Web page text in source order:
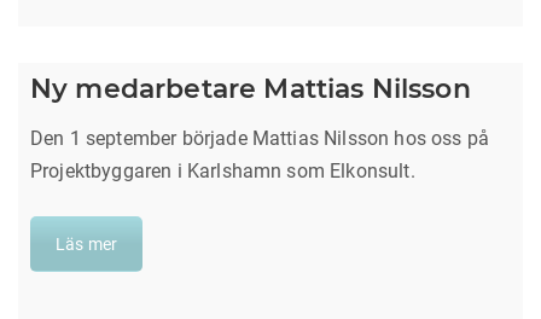
Ny medarbetare Mattias Nilsson
Den 1 september började Mattias Nilsson hos oss på
Projektbyggaren i Karlshamn som Elkonsult.
Läs mer